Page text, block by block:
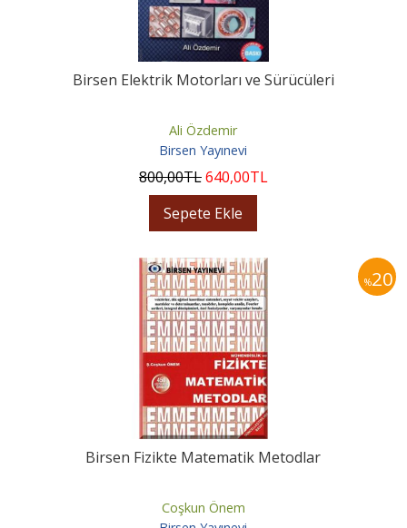
Birsen Elektrik Motorları ve Sürücüleri
Ali Özdemir
Birsen Yayınevi
800,00TL640,00TL
Sepete Ekle
%20
Birsen Fizikte Matematik Metodlar
Coşkun Önem